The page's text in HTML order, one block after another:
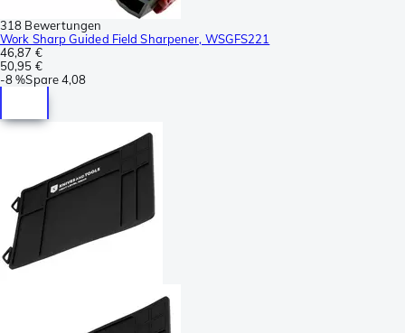
318 Bewertungen
Work Sharp Guided Field Sharpener, WSGFS221
46,87 €
50,95 €
-8 %Spare4,08